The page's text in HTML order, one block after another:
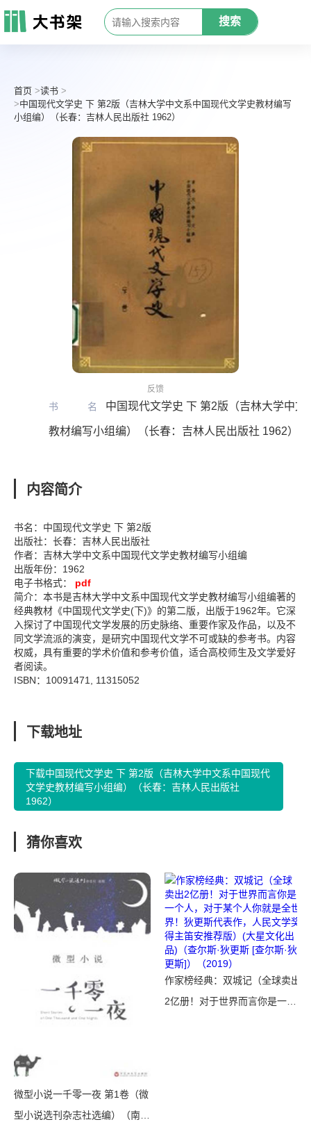
搜索
首页
读书
中国现代文学史 下 第2版（吉林大学中文系中国现代文学史教材编写
小组编）（长春：吉林人民出版社 1962）
反馈
书名 中国现代文学史 下 第2版（吉林大学中文
教材编写小组编）（长春：吉林人民出版社 1962）
内容简介
书名：中国现代文学史 下 第2版
出版社：长春：吉林人民出版社
作者：吉林大学中文系中国现代文学史教材编写小组编
出版年份：1962
电子书格式：
pdf
简介：本书是吉林大学中文系中国现代文学史教材编写小组编著的
经典教材《中国现代文学史(下)》的第二版，出版于1962年。它深
入探讨了中国现代文学发展的历史脉络、重要作家及作品，以及不
同文学流派的演变，是研究中国现代文学不可或缺的参考书。内容
权威，具有重要的学术价值和参考价值，适合高校师生及文学爱好
者阅读。
ISBN：10091471, 11315052
下载地址
下载中国现代文学史 下 第2版（吉林大学中文系中国现代
文学史教材编写小组编）（长春：吉林人民出版社
1962）
猜你喜欢
微型小说一千零一夜 第1卷（微
型小说选刊杂志社选编）（南
作家榜经典：双城记（全球卖出
2亿册！对于世界而言你是一个